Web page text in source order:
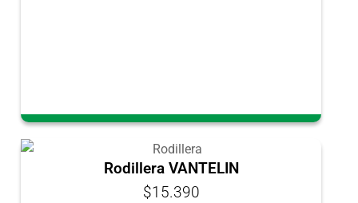
Rodillera VANTELIN
$15.390